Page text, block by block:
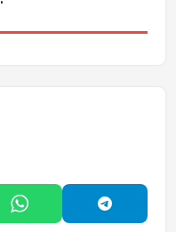
Paylaş
WhatsApp'ta Paylaş